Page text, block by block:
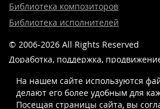
Библиотека композиторов
Библиотека исполнителей
© 2006-2026 All Rights Reserved
Доработка, поддержка,
На нашем сайте используются
делают его более удобным для
Посещая страницы сайта, вы